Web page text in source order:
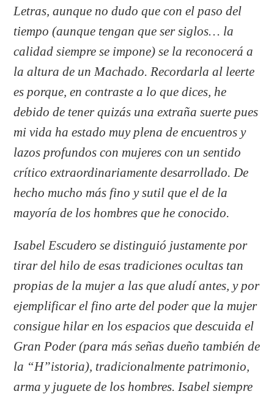
Letras, aunque no dudo que con el paso del
tiempo (aunque tengan que ser siglos… la
calidad siempre se impone) se la reconocerá a
la altura de un Machado. Recordarla al leerte
es porque, en contraste a lo que dices, he
debido de tener quizás una extraña suerte pues
mi vida ha estado muy plena de encuentros y
lazos profundos con mujeres con un sentido
crítico extraordinariamente desarrollado. De
hecho mucho más fino y sutil que el de la
mayoría de los hombres que he conocido.
Isabel Escudero se distinguió justamente por
tirar del hilo de esas tradiciones ocultas tan
propias de la mujer a las que aludí antes, y por
ejemplificar el fino arte del poder que la mujer
consigue hilar en los espacios que descuida el
Gran Poder (para más señas dueño también de
la “H”istoria), tradicionalmente patrimonio,
arma y juguete de los hombres. Isabel siempre